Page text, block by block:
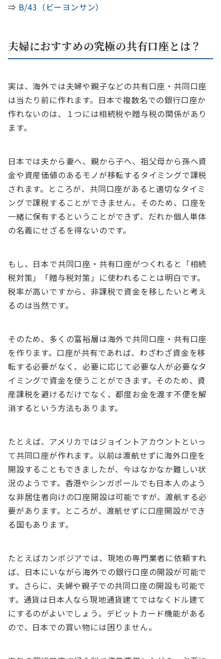
⇒ B/43（ビーヨンサン）
夫婦におすすめの究極の共有口座とは？
実は、海外では夫婦や親子などの共有口座・共同口座
は当たり前に作れます。日本で複数名での銀行口座か
作れないのは、１つには相続税や贈与税の関係があり
ます。
日本では夫から妻へ、親から子へ、祖父母から孫へ資
金や資産価値のあるモノが移転するタイミングで課税
されます。ところが、共同口座があると適切なタイミ
ングで課税することができません。そのため、口座を
一緒に保有するということができず、だれか個人単体
の名義にせざるを得ないのです。
もし、日本で共同口座・共有口座がつくれると「相続
税対策」「贈与税対策」に使われることは明白です。
税率が高いですから、非課税で資金を移したいと考え
るのは当然です。
そのため、多くの富裕層は海外で共同口座・共有口座
を作ります。口座が共有であれば、わざわざ資金を移
転する必要がなく、必要に応じて必要な人が必要なタ
イミングで資金を使うことができます。そのため、資
産課税を避けるだけでなく、都度お金を渡す不便を解
消するという方法もあります。
たとえば、アメリカではジョイントアカウントといっ
て共同口座が作れます。以前は渡航せずに海外口座を
開設することもできましたが、今はなかなか難しい状
況のようです。香港やシンガポールでも日本人のよう
な非居住者向けの口座開設は可能ですが、渡航する必
要があります。ところが、渡航せずに口座開設ができ
る国もあります。
たとえばカンボジアでは、現地の専門業者に依頼すれ
ば、日本にいながら海外での銀行口座の開設が可能で
す。さらに、夫婦や親子での共同口座の開設も可能で
す。通貨は日本人なら現地通貨建てではなくドル建て
にするのがよいでしょう。デビットカード機能がある
ので、日本での買い物には困りません。